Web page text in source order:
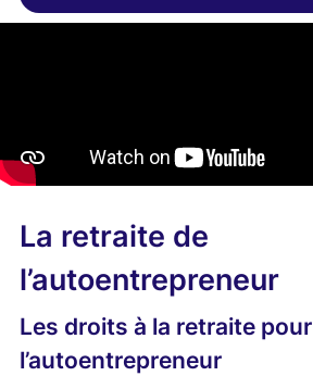
La retraite de
l’autoentrepreneur
Les droits à la retraite pour
l’autoentrepreneur